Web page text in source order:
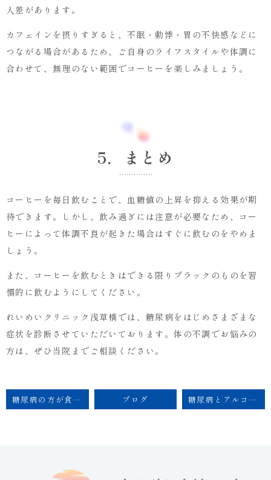
人差があります。
カフェインを摂りすぎると、不眠・動悸・胃の不快感などに
つながる場合があるため、ご自身のライフスタイルや体調に
合わせて、無理のない範囲でコーヒーを楽しみましょう。
5．まとめ
コーヒーを毎日飲むことで、血糖値の上昇を抑える効果が期
待できます。しかし、飲み過ぎには注意が必要なため、コー
ヒーによって体調不良が起きた場合はすぐに飲むのをやめま
しょう。
また、コーヒーを飲むときはできる限りブラックのものを習
慣的に飲むようにしてください。
れいめいクリニック浅草橋では、糖尿病をはじめさまざまな
症状を診断させていただいております。体の不調でお悩みの
方は、ぜひ当院までご相談ください。
糖尿病の方が食べてはいけないものはある？食事の注意点も徹底解説 ブログ 糖尿病とアルコールの関係とは？アルコールを摂り過ぎるとどうなる？